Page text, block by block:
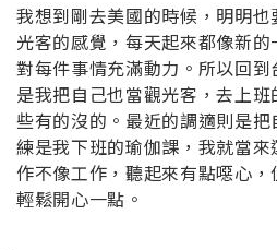
我想到剛去美國的時候，明明
光客的感覺，每天起來都像新的
對每件事情充滿動力。所以回
是我把自己也當觀光客，去上
些有的沒的。最近的調適則是
練是我下班的瑜伽課，我就當
作不像工作，聽起來有點噁心
輕鬆開心一點。